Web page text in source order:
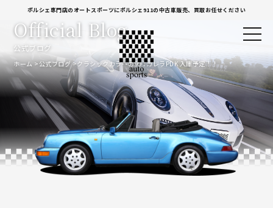
ポルシェ専門店のオートスポーツにポルシェ911の中古車販売、買取お任せください
公式ブログ
Official Blog
ホーム 公式ブログ クラシックカラーの997カレラPDK 入庫予定！！